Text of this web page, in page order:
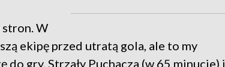
stron. W
ekipę przed utratą gola, ale to my
gry. Strzały Puchacza (w 65 minucie) i